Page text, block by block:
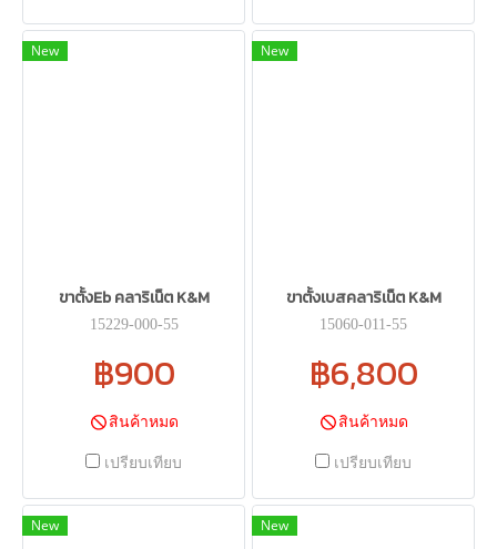
New
ขาตั้งEb คลาริเน็ต K&M
15229-000-55
฿900
สินค้าหมด
เปรียบเทียบ
New
ขาตั้งเบสคลาริเน็ต K&M
15060-011-55
฿6,800
สินค้าหมด
เปรียบเทียบ
New New